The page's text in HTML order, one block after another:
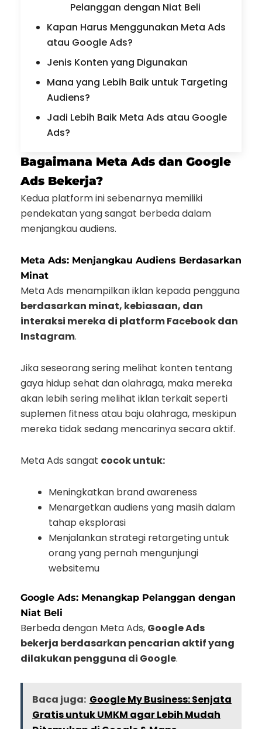
Pelanggan dengan Niat Beli
Kapan Harus Menggunakan Meta Ads
atau Google Ads?
Jenis Konten yang Digunakan
Mana yang Lebih Baik untuk Targeting
Audiens?
Jadi Lebih Baik Meta Ads atau Google
Ads?
Bagaimana Meta Ads dan Google
Ads Bekerja?
Kedua platform ini sebenarnya memiliki
pendekatan yang sangat berbeda dalam
menjangkau audiens.
Meta Ads: Menjangkau Audiens Berdasarkan
Minat
Meta Ads menampilkan iklan kepada pengguna
berdasarkan minat, kebiasaan, dan
interaksi mereka di platform Facebook dan
Instagram.
Jika seseorang sering melihat konten tentang
gaya hidup sehat dan olahraga, maka mereka
akan lebih sering melihat iklan terkait seperti
suplemen fitness atau baju olahraga, meskipun
mereka tidak sedang mencarinya secara aktif.
Meta Ads sangat cocok untuk:
Meningkatkan brand awareness
Menargetkan audiens yang masih dalam
tahap eksplorasi
Menjalankan strategi retargeting untuk
orang yang pernah mengunjungi
websitemu
Google Ads: Menangkap Pelanggan dengan
Niat Beli
Berbeda dengan Meta Ads, Google Ads
bekerja berdasarkan pencarian aktif yang
dilakukan pengguna di Google.
Baca juga: Google My Business: Senjata
Gratis untuk UMKM agar Lebih Mudah